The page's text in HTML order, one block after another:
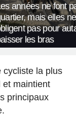
années ne font
mais elles
pas pour
les bras
cycliste la plus
et maintient
principaux